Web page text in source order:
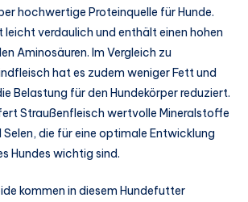
hochwertige Proteinquelle für Hunde.
verdaulich und enthält einen hohen
Aminosäuren. Im Vergleich zu
hat es zudem weniger Fett und
Belastung für den Hundekörper reduziert.
Straußenfleisch wertvolle Mineralstoffe
Selen, die für eine optimale Entwicklung
Hundes wichtig sind.
kommen in diesem Hundefutter